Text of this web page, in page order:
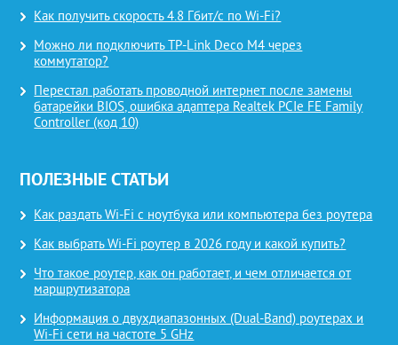
Как получить скорость 4.8 Гбит/с по Wi-Fi?
Можно ли подключить TP-Link Deco M4 через
коммутатор?
Перестал работать проводной интернет после замены
батарейки BIOS, ошибка адаптера Realtek PCIe FE Family
Controller (код 10)
ПОЛЕЗНЫЕ СТАТЬИ
Как раздать Wi-Fi с ноутбука или компьютера без роутера
Как выбрать Wi-Fi роутер в 2026 году и какой купить?
Что такое роутер, как он работает, и чем отличается от
маршрутизатора
Информация о двухдиапазонных (Dual-Band) роутерах и
Wi-Fi сети на частоте 5 GHz